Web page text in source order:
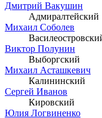
Дмитрий Вакушин
Адмиралтейский
Михаил Соболев
Виктор Полунин
Выборгский
Михаил Асташкевич
Калининский
Сергей Иванов
Кировский
Юлия Логвиненко